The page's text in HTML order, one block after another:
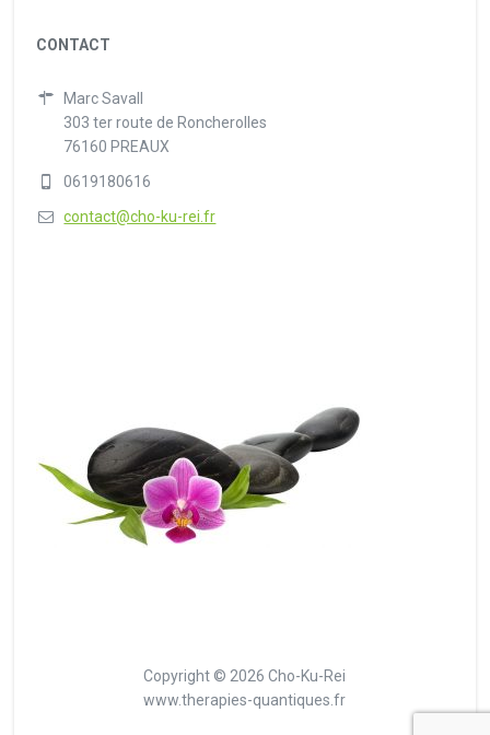
CONTACT
Marc Savall
303 ter route de Roncherolles
76160 PREAUX
0619180616
contact@cho-ku-rei.fr
Copyright © 2026 Cho-Ku-Rei
www.therapies-quantiques.fr